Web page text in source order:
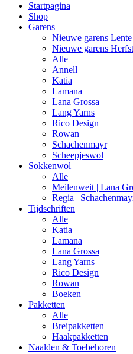
Startpagina
Shop
Garens
Nieuwe garens
Nieuwe garens
Alle
Annell
Katia
Lamana
Lana Grossa
Lang Yarns
Rico Design
Rowan
Schachenmayr
Scheepjeswol
Sokkenwol
Alle
Meilenweit | Lana
Regia |
Tijdschriften
Alle
Katia
Lamana
Lana Grossa
Lang Yarns
Rico Design
Rowan
Boeken
Pakketten
Alle
Breipakketten
Haakpakketten
Naalden & Toebehoren